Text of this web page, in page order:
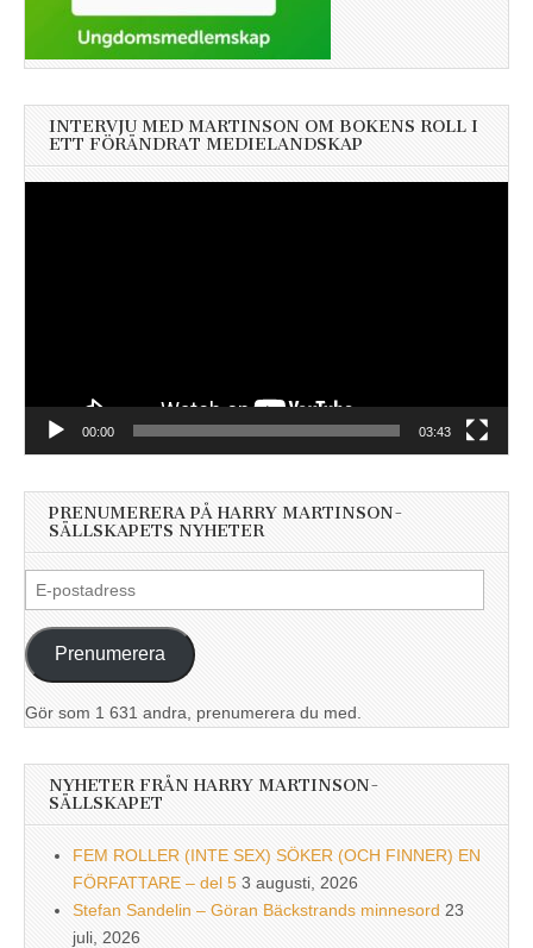
INTERVJU MED MARTINSON OM BOKENS ROLL I
ETT FÖRÄNDRAT MEDIELANDSKAP
00:00 03:43
PRENUMERERA PÅ HARRY MARTINSON-
SÄLLSKAPETS NYHETER
E-
postadress
Prenumerera
Gör som 1 631 andra, prenumerera du med.
NYHETER FRÅN HARRY MARTINSON-
SÄLLSKAPET
FEM ROLLER (INTE SEX) SÖKER (OCH FINNER) EN
FÖRFATTARE – del 5 3 augusti, 2026
Stefan Sandelin – Göran Bäckstrands minnesord 23
juli, 2026